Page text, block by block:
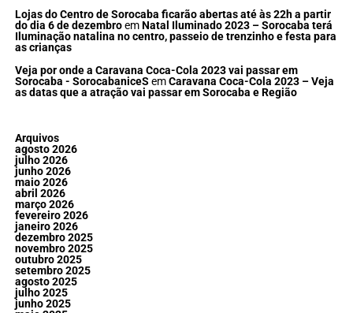
Lojas do Centro de Sorocaba ficarão abertas até às 22h a partir
do dia 6 de dezembroemNatal Iluminado 2023 – Sorocaba terá
Iluminação natalina no centro, passeio de trenzinho e festa para
as crianças
Veja por onde a Caravana Coca-Cola 2023 vai passar em
Sorocaba - SorocabaniceS emCaravana Coca-Cola 2023 – Veja
as datas que a atração vai passar em Sorocaba e Região
Arquivos
agosto 2026
julho 2026
junho 2026
maio 2026
abril 2026
março 2026
fevereiro 2026
janeiro 2026
dezembro 2025
novembro 2025
outubro 2025
setembro 2025
agosto 2025
julho 2025
junho 2025